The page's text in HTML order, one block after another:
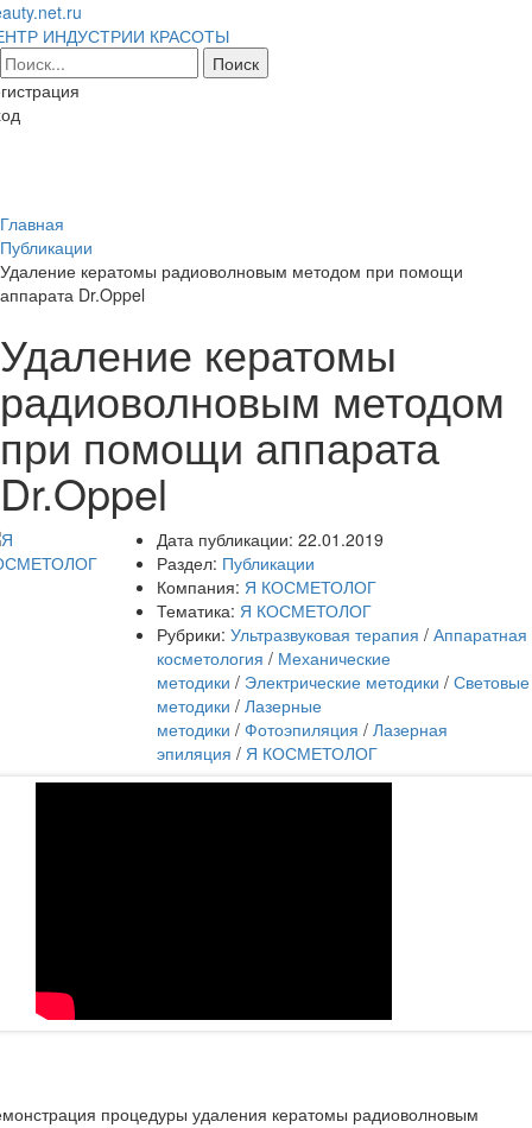
ИНДУСТРИИ КРАСОТЫ
Главная
Публикации
Удаление кератомы радиоволновым методом при помощи
аппарата Dr.Oppel
Удаление кератомы
радиоволновым методом
при помощи аппарата
Dr.Oppel
Дата публикации: 22.01.2019
Раздел: Публикации
Компания: Я КОСМЕТОЛОГ
Тематика: Я КОСМЕТОЛОГ
Рубрики: Ультразвуковая терапия / Аппаратная
косметология / Механические
методики / Электрические методики / Световые
методики / Лазерные
методики / Фотоэпиляция / Лазерная
эпиляция / Я КОСМЕТОЛОГ
процедуры удаления кератомы радиоволновым